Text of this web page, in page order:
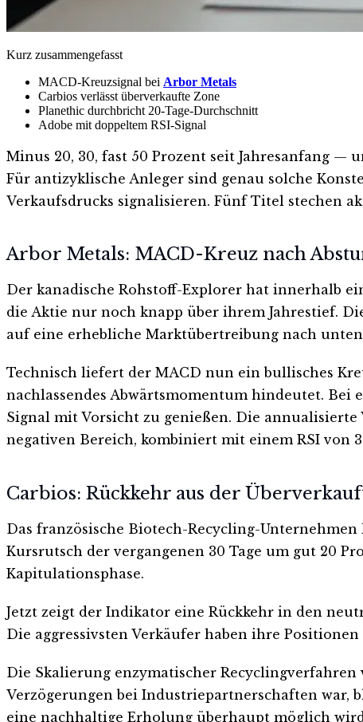
Kurz zusammengefasst
MACD-Kreuzsignal bei Arbor Metals
Carbios verlässt überverkaufte Zone
Planethic durchbricht 20-Tage-Durchschnitt
Adobe mit doppeltem RSI-Signal
Minus 20, 30, fast 50 Prozent seit Jahresanfang —
Für antizyklische Anleger sind genau solche
Verkaufsdrucks signalisieren. Fünf Titel stechen
Arbor Metals: MACD-Kreuz nach
Der kanadische Rohstoff-Explorer hat innerhalb
die Aktie nur noch knapp über ihrem Jahrestief.
auf eine erhebliche Marktübertreibung nach
Technisch liefert der MACD nun ein bullisches
nachlassendes Abwärtsmomentum hindeutet.
Signal mit Vorsicht zu genießen. Die
negativen Bereich, kombiniert mit einem RSI von
Carbios: Rückkehr aus der
Das französische Biotech-Recycling-
Kursrutsch der vergangenen 30 Tage um gut 20
Kapitulationsphase.
Jetzt zeigt der Indikator eine Rückkehr in den
Die aggressivsten Verkäufer haben ihre
Die Skalierung enzymatischer
Verzögerungen bei Industriepartnerschaften war,
eine nachhaltige Erholung überhaupt möglich